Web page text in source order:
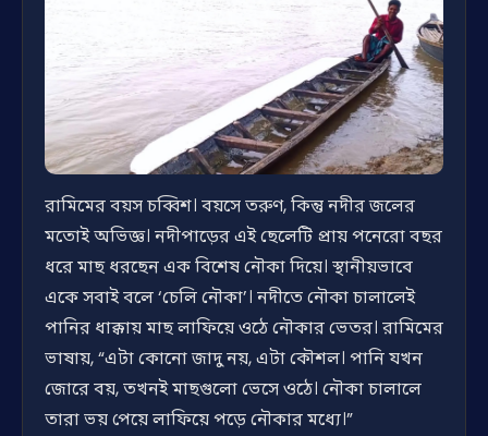
রামিমের বয়স চব্বিশ। বয়সে তরুণ, কিন্তু নদীর জলের
মতোই অভিজ্ঞ। নদীপাড়ের এই ছেলেটি প্রায় পনেরো বছর
ধরে মাছ ধরছেন এক বিশেষ নৌকা দিয়ে। স্থানীয়ভাবে
একে সবাই বলে ‘চেলি নৌকা’। নদীতে নৌকা চালালেই
পানির ধাক্কায় মাছ লাফিয়ে ওঠে নৌকার ভেতর। রামিমের
ভাষায়, “এটা কোনো জাদু নয়, এটা কৌশল। পানি যখন
জোরে বয়, তখনই মাছগুলো ভেসে ওঠে। নৌকা চালালে
তারা ভয় পেয়ে লাফিয়ে পড়ে নৌকার মধ্যে।”